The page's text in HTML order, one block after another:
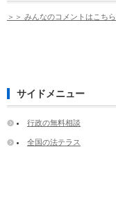
＞＞ みんなのコメントはこちら
サイドメニュー
行政の無料相談
全国の法テラス